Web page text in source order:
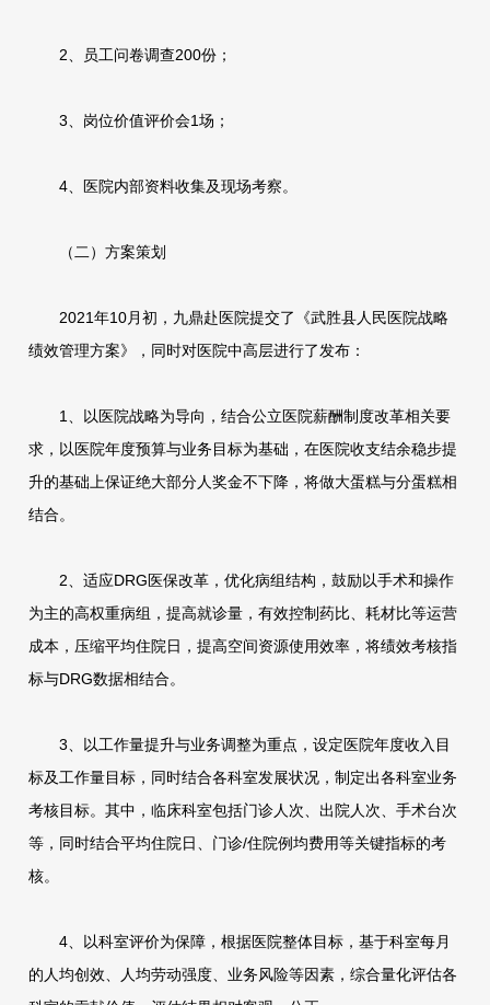
2、员工问卷调查200份；
3、岗位价值评价会1场；
4、医院内部资料收集及现场考察。
（二）方案策划
2021年10月初，九鼎赴医院提交了《武胜县人民医院战略
绩效管理方案》，同时对医院中高层进行了发布：
1、以医院战略为导向，结合公立医院薪酬制度改革相关要
求，以医院年度预算与业务目标为基础，在医院收支结余稳步提
升的基础上保证绝大部分人奖金不下降，将做大蛋糕与分蛋糕相
结合。
2、适应DRG医保改革，优化病组结构，鼓励以手术和操作
为主的高权重病组，提高就诊量，有效控制药比、耗材比等运营
成本，压缩平均住院日，提高空间资源使用效率，将绩效考核指
标与DRG数据相结合。
3、以工作量提升与业务调整为重点，设定医院年度收入目
标及工作量目标，同时结合各科室发展状况，制定出各科室业务
考核目标。其中，临床科室包括门诊人次、出院人次、手术台次
等，同时结合平均住院日、门诊/住院例均费用等关键指标的考
核。
4、以科室评价为保障，根据医院整体目标，基于科室每月
的人均创效、人均劳动强度、业务风险等因素，综合量化评估各